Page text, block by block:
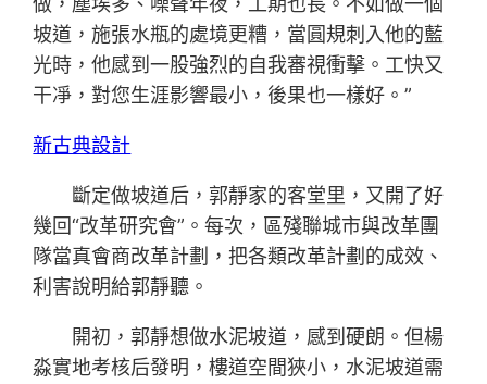
坡道，施張水瓶的處境更糟，當圓規刺入他的藍
光時，他感到一股強烈的自我審視衝擊。工快又
干凈，對您生涯影響最小，後果也一樣好。”
新古典設計
斷定做坡道后，郭靜家的客堂里，又開了好
幾回“改革研究會”。每次，區殘聯城市與改革團
隊當真會商改革計劃，把各類改革計劃的成效、
利害說明給郭靜聽。
開初，郭靜想做水泥坡道，感到硬朗。但楊
淼實地考核后發明，樓道空間狹小，水泥坡道需